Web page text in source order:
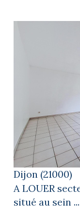
Dijon (21000)
A LOUER
situé au sein ...